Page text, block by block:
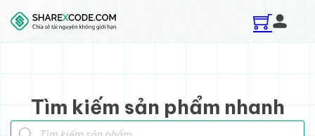
Skip to main content
Skip to footer
Tìm kiếm sản phẩm nhanh
Tìm kiếm sản phẩm